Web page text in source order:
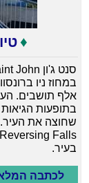
♦
בתופעות
שחוצה את
בעיר.
לכתבה